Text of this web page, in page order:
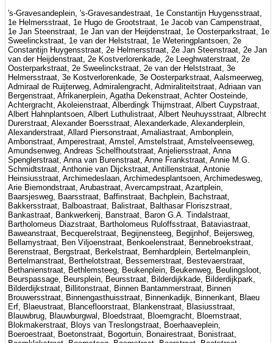
's-Gravesandeplein, 's-Gravesandestraat, 1e Constantijn Huygensstraat, 1e Helmersstraat, 1e Hugo de Grootstraat, 1e Jacob van Campenstraat, 1e Jan Steenstraat, 1e Jan van der Heijdenstraat, 1e Oosterparkstraat, 1e Sweelinckstraat, 1e van der Helststraat, 1e Weteringplantsoen, 2e Constantijn Huygensstraat, 2e Helmersstraat, 2e Jan Steenstraat, 2e Jan van der Heijdenstraat, 2e Kostverlorenkade, 2e Leeghwaterstraat, 2e Oosterparkstraat, 2e Sweelinckstraat, 2e van der Helststraat, 3e Helmersstraat, 3e Kostverlorenkade, 3e Oosterparkstraat, Aalsmeerweg, Admiraal de Ruijterweg, Admiralengracht, Admiraliteitstraat, Adriaan van Bergenstraat, Afrikanerplein, Agatha Dekenstraat, Achter Oosteinde, Achtergracht, Akoleienstraat, Alberdingk Thijmstraat, Albert Cuypstraat, Albert Hahnplantsoen, Albert Luthulistraat, Albert Neuhuysstraat, Albrecht Durerstraat, Alexander Boersstraat, Alexanderkade, Alexanderplein, Alexanderstraat, Allard Piersonstraat, Amaliastraat, Ambonplein, Ambonstraat, Amperestraat, Amstel, Amstelstraat, Amstelveenseweg, Amundsenweg, Andreas Schelfhoutstraat, Anjeliersstraat, Anna Spenglerstraat, Anna van Burenstraat, Anne Frankstraat, Annie M.G. Schmidtstraat, Anthonie van Dijckstraat, Antillenstraat, Antonie Heinsiusstraat, Archimedeslaan, Archimedesplantsoen, Archimedesweg, Arie Biemondstraat, Arubastraat, Avercampstraat, Azartplein, Baarsjesweg, Baarsstraat, Baffinstraat, Bachplein, Bachstraat, Bakkersstraat, Balboastraat, Balistraat, Balthasar Floriszstraat, Bankastraat, Bankwerkerij, Banstraat, Baron G.A. Tindalstraat, Bartholomeus Diazstraat, Bartholomeus Ruloffsstraat, Bataviastraat, Baweanstraat, Becquerelstraat, Begijnensteeg, Begijnhof, Beijersweg, Bellamystraat, Ben Viljoenstraat, Benkoelenstraat, Bennebroekstraat, Berenstraat, Bergstraat, Berkelstraat, Bernhardplein, Bertelmanplein, Bertelmanstraat, Berthelotstraat, Bessemerstraat, Bestevaerstraat, Bethanienstraat, Bethlemsteeg, Beukenplein, Beukenweg, Beulingsloot, Beurspassage, Beursplein, Beursstraat, Bilderdijkkade, Bilderdijkpark, Bilderdijkstraat, Billitonstraat, Binnen Bantammerstraat, Binnen Brouwersstraat, Binnengasthuisstraat, Binnenkadijk, Binnenkant, Blaeu Erf, Blaeustraat, Blancefloorstraat, Blankenstraat, Blasiusstraat, Blauwbrug, Blauwburgwal, Bloedstraat, Bloemgracht, Bloemstraat, Blokmakerstraat, Bloys van Treslongstraat, Boerhaaveplein, Boeroestraat, Boetonstraat, Bogortuin, Bonairestraat, Bonistraat, Boomklokstraat, Boomsteeg, Boomstraat, Boorstraat, Bootstraat, Borgerstraat, Borneokade, Borneolaan, Borneosteiger, Borneostraat, Borssenburgplein, Borssenburgstraat, Bos en Lommerplein, Bos en Lommerweg, Bosboom Toussaintstraat, Boulevardpad, Boylestraat, Brahmsstraat, Brederodestraat, Bredeweg, Breitnerstraat, Breughelstraat, Bronckhorststraat, Brouwersgracht, Buiten Bantammerstraat, Buitenrust, Bunsenstraat, Burgemeester Tellegenstraat, Burmandwarsstraat, Burmanstraat, Busken Huetstraat, Buys Ballotstraat, C. van Eesterenlaan, Cabotstraat, Cabralstraat, Camperstraat, Carillonstraat, Carolina Mac Gillavrylaan, Ceintuurbaan, Celebesstraat, Cellebroerssteeg, Centrale Markthallen, Ceramplein, Cilliersstraat, Colensostraat, Columbusplein, Columbusstraat, Commelinstraat, Compagniestraat, Conradstraat, Copernicusstraat, Coppelstockstraat, Corantijnstraat, Corellistraat, Cornelis Dirkszstraat, Cornelis Drebbelstraat, Cornelis Krusemanstraat, Cornelis Lelylaan, Cornelis Schuytstraat, Cornelis Troostplein, Cornelis Trooststraat, Cornelis van der Lindenstraat, Cronjéstraat, Cruquiuskade, Cruquiusstraat, Cruquiusweg, Crynssenstraat, Curaçaostraat, Curiestraat, Czaar Peterstraat, Da Costakade, da Costaplein, da Costastraat, Dam, Damrak, Damstraat, Danie Theronstraat, Daniel Stalpertstraat, Dapperstraat, David Blesstraat, Davisstraat, De Clercqstraat, De Genestetstraat, De Kempenaerstraat, De la Reijstraat, De Lairessestraat, De Rijpgracht, De Rijpstraat, De Ruyterkade, De Wittenkade, De Wittenstraat, Delistraat, Derde Leliedwarsstraat, Derde Looiersdwarsstraat, Des Presstraat, Deymanstraat, Diamantstraat, Dick Greinerstraat, Dijkdwarsstraat, Dijkstraat, Dijsselhofplantsoen, Djambistraat, Dolle Begijnensteeg, Domselaerstraat, Donker Curtiusstraat, Douwes Dekkerstraat, Dr. D.M. Sluyspad, Driehoekstraat, Driekoningenstraat, Droogbak, Dufaystraat, Dusartstraat, Edisonstraat, Eenhoornsluis, Eerste Anjeliersdwarsstraat, Eerste Atjehstraat, Eerste Bloemdwarsstraat, Eerste Boerhaavestraat, Eerste Boomdwarsstraat, Eerste Coehoornstraat, Eerste Egelantiersdwarsstraat, Eerste Laurierdwarsstraat, Eerste Leliedwarsstraat, Eerste Looiersdwarsstraat, Eerste Nassaustraat, Eerste Passeerdersdwarsstraat, Eerste Tuindwarsstraat, Eerste van Swindenstraat, Eerste Weteringdwarsstraat, Egelantiersgracht, Egelantiersstraat, Egidiusstraat, Ehrlichstraat, Eikenplein, Eikenweg, Elandsgracht, Elandsstraat, Elckerlijcstraat, Elegaststraat, Elisabeth Wolffstraat, Elleboogsteeg, Emmalaan, Emmaplein, Emmastraat, Enge Kapelsteeg, Engelsesteeg, Entrepotbrug, Entrepotdok, Entrepotkade, Erasmusgracht, Ertskade, Esmoreitstraat, Fagelstraat, Falckstraat, Faradaystraat, Februariplein, Feike de Boerlaan, Ferdinand Bolstraat, Ferguutstraat, Filips van Almondestraat, Floris Versterstraat, Foeliedwarsstraat, Foeliestraat, Formosastraat, Fortuinstraat, Foucaultstraat, Frankendael, Frans Halsstraat, Frans van Mierisstraat, Fraunhoferstraat, Frederik Hendrikplantsoen, Frederik Hendrikstraat, Frederiksplein, Frederiksstraat, Fronemanstraat, Gabriel Metsustraat, Galileiplantsoen, Galvanistraat, Gapersteeg, Gedempte Insteekhaven, Geldersekade, Gerard Brandtstraat, Gerard Callenburgstraat, Gerard Douplein, Gerard Doustraat, Gerard Terborgstraat, Gerrit van der Veenstraat, Geuzenkade, Geuzenstraat, Gibraltarstraat, Gieterij, Gijsbrecht van Aemstelstraat, Gillis van Ledenberchstraat, Glauberweg, Gloriantstraat, Goldbergersteeg, Gorontalostraat, Goudsbloemstraat, Gouwenaarssteeg, Govert Flinckstraat, Graaf Florisstraat, Graham Bellstraat, Granaatstraat, Granidastraat, Gravenstraat, Grensstraat, Grianestraat, Grimburgwal, Griseldestraat, Groenendaalstraat, Groenmarktkade, Grote Wittenburgerstraat, H J M Walenkampstraat, Haarlemmer Houttuinen, Haarlemmerdijk, Haarlemmermeerstraat, Haarlemmerstraat, Hacquartstraat, Halmaheirastraat, Halvemaansteeg, Han Lammersbrug, Han van Zomerenbrug, Handboogstraat, Harmoniehof, Hartenstraat, Hasebroekstraat, Havenstraat, Hazenstraat, Heemstedestraat, Heer Halewijnstraat, Heibrug, Heiligeweg, Heisteeg, Hekelveld, Helmholtzstraat, Hemonylaan, Hemonystraat, Hendrik Jacobszstraat, Hendrik Jonkerplein, Henri Polaklaan, Henriette Ronnerstraat, Hercules Seghersstraat, Herengracht, Herenstraat, Herschelstraat, Hertspieghelweg, Hertzogstraat, Het Dok, Hildebrandstraat, Hildo Kropplein, Hillegomstraat, Hobbemakade, Hobbemastraat, Hof van Parijs, Hofmeesterstraat, Hofmeyrstraat, Hofwijckstraat, Hogeweg, Holendrechtstraat, Hondiusstraat, Honthorststraat, Hoofddorpplein, Hoofdweg, Hoogte Kadijk, Hortusplantsoen, Huddekade, Hudsonstraat, Hugo de Grootkade, Hugo de Grootplein, Hulstbrug, Charlotte de Bourbonstraat, Chassestraat, Christiaan de Wetstraat, Christiaan Huygensplein, Iepenplein, Iepenweg, IJtunnel, Imogirituin, Insulindeweg, Ite Boeremastraat, J C van Epenstraat, J M van der Meylaan, J.C. Breenstraat, J.F. van Hengelstraat, J.J. Cremerplein, Jacob Burggraafstraat, Jacob Catskade, Jacob Marisplein, Jacob Marisstraat, Jacob Obrechtstraat, Jacob Oliepad, Jacob van Lennepkade, Jacob van Lennepstraat, James Cookstraat, James Wattstraat, Jan Boterenbroodstraat, Jan den Haenstraat, Jan Evertsenstraat, Jan Hanzenstraat, Jan Haringstraat, Jan Lievensstraat, Jan Luijkenstraat, Jan Maijenstraat, Jan Pieter Heijestraat, Jan Schaeferbrug, Jan van Eijckstraat, Jan van Galenstraat, Jan van Goyenkade, Jan van Riebeekstraat, Jasper Leijnsenstraat, Javakade, Javaplein, Javastraat, Jeltje de Bosch Kemperpad, Jennerstraat, Jephtastraat, Jeroenensteeg, Jodenbreestraat, Johanna Westerdijkstraat, Johannapark, Johannes van der Waalsstraat, Johannes Verhulststraat, Johannes Vermeerstraat, John Franklinstraat, Jollemanhof, Jonas Daniel Meijerplein, Joos Banckersplantsoen, Joos Banckersweg, Joos de Moorstraat, Joubertstraat, Jozef Israëlskade, Juliana van Stolbergstraat, Kaassluis, Kadijksplein, Kalkmarkt, Kalverstraat, Kalvertoren, Kamerlingh Onneslaan, Kanaalstraat, Karel Doormanstraat, Karimatastraat, Karnemelksteeg, Karperweg, Karthuizersdwarsstraat, Karthuizersstraat, Kastanjeplein, Kastanjeweg, Kattenburgergracht, Kattenburgerkade, Kattenburgerkruisstraat, Kattenburgerplein, Kattenburgerstraat, Kattengat, Kattenrugbrug, Katwijkstraat, Kazernestraat, Keerweer, Keizerrijk, Keizersgracht, Keizersstraat, Kerkstraat, Ketelhuisplein, Ketelmakerstraat, Kijkduinstraat, Kinkerstraat, Klein Dantzig, Kleine Wittenburgerstraat, Kleine-Gartmanplantsoen, Kloveniersburgwal, Kneppelhoutstraat, KNSM-laan, Koerierstersplein, Koestraat, Koggestraat, Kolksteeg, Konijnenstraat, Koninginneweg, Koningslaan, Koningsplein, Koningssluis, Koningsstraat, Koperslagerij, Korsjespoortsteeg, Korte 's-Gravesandestraat, Korte De Wittenstraat, Korte Dijkstraat, Korte Keizersstraat, Korte Kolksteeg, Korte Koningsdwarsstraat, Korte Koningsstraat, Korte Korsjespoortsteeg, Korte Leidsedwarsstraat, Korte Niezel, Korte Prinsengracht, Korte Tolstraat, Kortenaerplein, Kortenaerstraat, Kostverlorenstraat, Kraaipanstraat, Kraijenhoffstraat, Kramatweg, Krom Boomssloot, Kromelleboogsteeg, Kromme Waal, Kronkelpad, Krugerplein, Krugerstraat, Kruithuisstraat, Kuiperssteeg, Kuipersstraat, Kwakersstraat, Kwartiermeesterstraat, Laagte Kadijk, Lampenistenstraat, Lampongstraat, Lange Leidsedwarsstraat, Langestraat, Lanseloetstraat, Laplacestraat, Lassusstraat, Lastageweg, Lauriergracht, Laurierstraat, Lavoisierstraat, Leeuwendalerspad, Leeuwendalersweg, Leeuwenhoekstraat, Leeuwenwerf, Legmeerplein, Legmeerstraat, Leidsegracht, Leidsekade, Leidsekruisstraat, Leidseplein, Leidsestraat, Leimuidenstraat, Lekkeresluis, Leliegracht, Lepelk